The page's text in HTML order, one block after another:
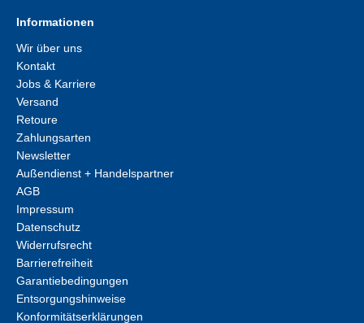
Informationen
Wir über uns
Kontakt
Jobs & Karriere
Versand
Retoure
Zahlungsarten
Newsletter
Außendienst + Handelspartner
AGB
Impressum
Datenschutz
Widerrufsrecht
Barrierefreiheit
Garantiebedingungen
Entsorgungshinweise
Konformitätserklärungen